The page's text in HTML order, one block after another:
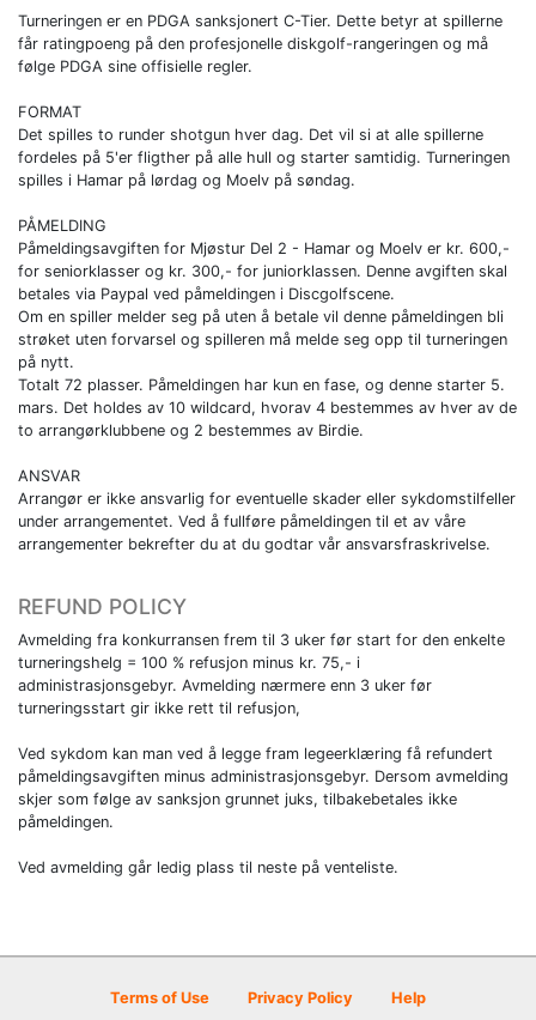
Turneringen er en PDGA sanksjonert C-Tier. Dette betyr at spillerne
får ratingpoeng på den profesjonelle diskgolf-rangeringen og må
følge PDGA sine offisielle regler.
FORMAT
Det spilles to runder shotgun hver dag. Det vil si at alle spillerne
fordeles på 5'er fligther på alle hull og starter samtidig. Turneringen
spilles i Hamar på lørdag og Moelv på søndag.
PÅMELDING
Påmeldingsavgiften for Mjøstur Del 2 - Hamar og Moelv er kr. 600,-
for seniorklasser og kr. 300,- for juniorklassen. Denne avgiften skal
betales via Paypal ved påmeldingen i Discgolfscene.
Om en spiller melder seg på uten å betale vil denne påmeldingen bli
strøket uten forvarsel og spilleren må melde seg opp til turneringen
på nytt.
Totalt 72 plasser. Påmeldingen har kun en fase, og denne starter 5.
mars. Det holdes av 10 wildcard, hvorav 4 bestemmes av hver av de
to arrangørklubbene og 2 bestemmes av Birdie.
ANSVAR
Arrangør er ikke ansvarlig for eventuelle skader eller sykdomstilfeller
under arrangementet. Ved å fullføre påmeldingen til et av våre
arrangementer bekrefter du at du godtar vår ansvarsfraskrivelse.
REFUND POLICY
Avmelding fra konkurransen frem til 3 uker før start for den enkelte
turneringshelg = 100 % refusjon minus kr. 75,- i
administrasjonsgebyr. Avmelding nærmere enn 3 uker før
turneringsstart gir ikke rett til refusjon,
Ved sykdom kan man ved å legge fram legeerklæring få refundert
påmeldingsavgiften minus administrasjonsgebyr. Dersom avmelding
skjer som følge av sanksjon grunnet juks, tilbakebetales ikke
påmeldingen.
Ved avmelding går ledig plass til neste på venteliste.
Terms of Use Privacy Policy Help